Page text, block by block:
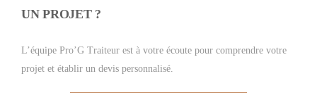
UN PROJET ?
L’équipe Pro’G Traiteur est à votre écoute pour comprendre votre
projet et établir un devis personnalisé.